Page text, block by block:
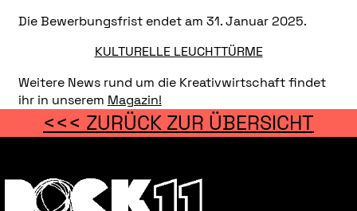
Die Bewerbungsfrist endet am 31. Januar 2025.
KULTURELLE LEUCHTTÜRME
Weitere News rund um die Kreativwirtschaft findet
ihr in unserem Magazin!
<<< ZURÜCK ZUR ÜBERSICHT